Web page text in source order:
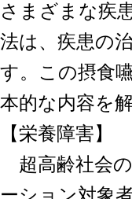
さまざまな疾
法は、疾患の
す。この摂食
本的な内容を
【栄養障害】
超高齢社会